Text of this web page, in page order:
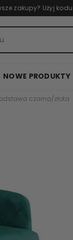
zakupy? Użyj kodu
NOWE PRODUKTY
czarna/złota